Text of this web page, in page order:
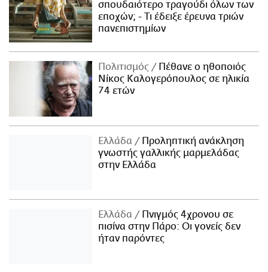
σπουδαιότερο τραγούδι όλων των
εποχών; - Τι έδειξε έρευνα τριών
πανεπιστημίων
Πολιτισμός
Πέθανε ο ηθοποιός
Νίκος Καλογερόπουλος σε ηλικία
74 ετών
Ελλάδα
Προληπτική ανάκληση
γνωστής γαλλικής μαρμελάδας
στην Ελλάδα
Ελλάδα
Πνιγμός 4χρονου σε
πισίνα στην Πάρο: Οι γονείς δεν
ήταν παρόντες